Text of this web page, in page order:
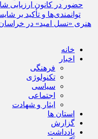
حضور در کانون ارزیابی
توانمندی‌ها و تأکید بر
هنری «نسل امید» در
خانه
اخبار
فرهنگی
تکنولوژی
سیاسی
اجتماعی
ایثار و شهادت
استان ها
گزارش
یادداشت